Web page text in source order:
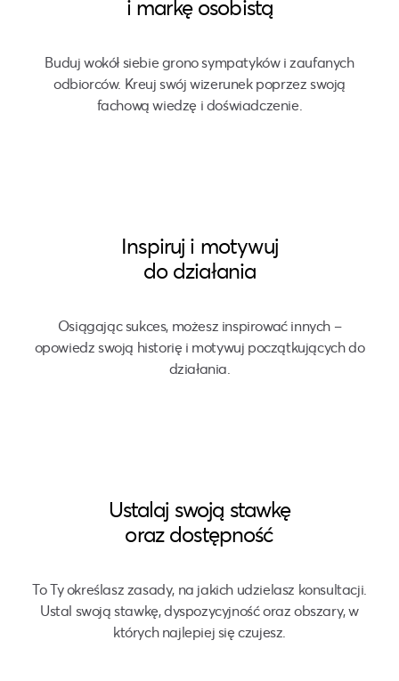
i markę osobistą
Buduj wokół siebie grono sympatyków i zaufanych
odbiorców. Kreuj swój wizerunek poprzez swoją
fachową wiedzę i doświadczenie.
Inspiruj i motywuj
do działania
Osiągając sukces, możesz inspirować innych –
opowiedz swoją historię i motywuj początkujących do
działania.
Ustalaj swoją stawkę
oraz dostępność
To Ty określasz zasady, na jakich udzielasz konsultacji.
Ustal swoją stawkę, dyspozycyjność oraz obszary, w
których najlepiej się czujesz.